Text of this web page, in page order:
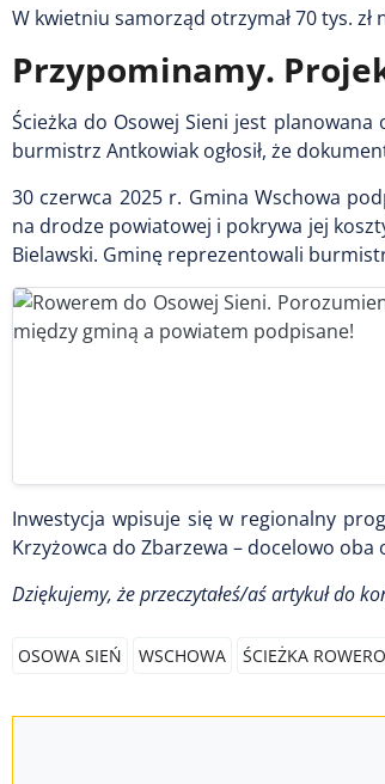
W kwietniu samorząd otrzymał 70 tys.
Przypominamy.
Ścieżka do Osowej Sieni jest
burmistrz Antkowiak ogłosił, że
30 czerwca 2025 r. Gmina Wschowa
na drodze powiatowej i pokrywa jej
Bielawski. Gminę reprezentowali
Inwestycja wpisuje się w regionalny
Krzyżowca do Zbarzewa – docelowo
Dziękujemy, że przeczytałeś/aś artykuł do
OSOWA SIEŃ WSCHOWA ŚCIEŻKA